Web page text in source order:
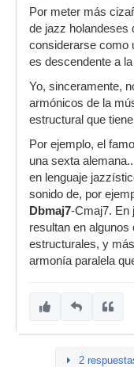
Por meter más
de jazz holandeses
considerarse como
es descendente a la
Yo, sinceramente,
armónicos de la
estructural que
Por ejemplo, el
una sexta
en lenguaje
sonido de, por
Dbmaj7-Cmaj7. En
resultan en
estructurales, y
armonía paralela
2